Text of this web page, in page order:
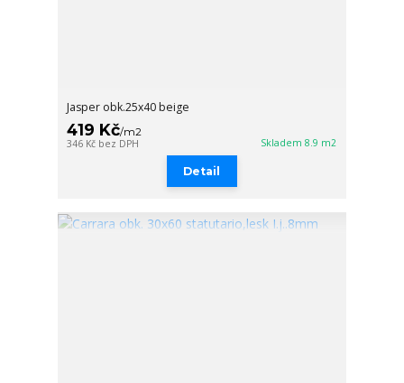
Jasper obk.25x40 beige
419 Kč/m2
346 Kč bez DPH Skladem 8.9 m2
Detail